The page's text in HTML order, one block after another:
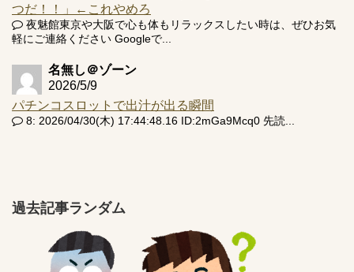
つだ！！」←これやめろ
夜魅館東京や大阪で心も体もリラックスしたい時は、ぜひお気
軽にご連絡ください Googleで...
名無し＠ゾーン
2026/5/9
パチンコスロットで出汁が出る瞬間
8: 2026/04/30(木) 17:44:48.16 ID:2mGa9Mcq0 先読...
過去記事ランダム